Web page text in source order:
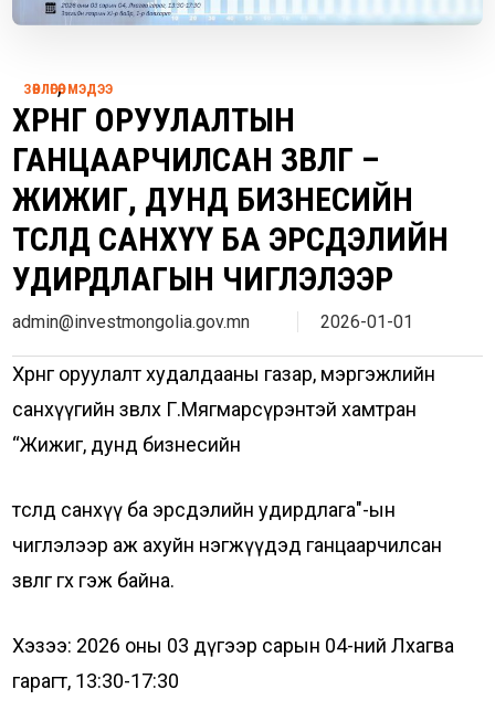
ЗӨВЛӨГӨӨ,МЭДЭЭ
ХӨРӨНГӨ ОРУУЛАЛТЫН
ГАНЦААРЧИЛСАН ЗӨВЛӨГӨӨ –
ЖИЖИГ, ДУНД БИЗНЕСИЙН
ТӨСӨЛД САНХҮҮ БА ЭРСДЭЛИЙН
УДИРДЛАГЫН ЧИГЛЭЛЭЭР
admin@investmongolia.gov.mn 2026-01-01
Хөрөнгө оруулалт худалдааны газар, мэргэжлийн
санхүүгийн зөвлөх Г.Мягмарсүрэнтэй хамтран
“Жижиг, дунд бизнесийн
төсөлд санхүү ба эрсдэлийн удирдлага"-ын
чиглэлээр аж ахуйн нэгжүүдэд ганцаарчилсан
зөвлөгөө өгөх гэж байна.
Хэзээ: 2026 оны 03 дүгээр сарын 04-ний Лхагва
гарагт, 13:30-17:30